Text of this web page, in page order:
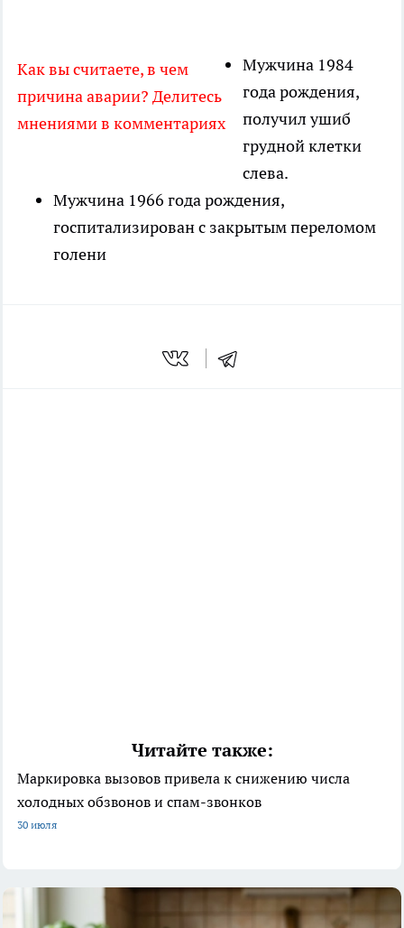
Как вы считаете, в чем
причина аварии? Делитесь
мнениями в комментариях
Мужчина 1984
года рождения,
получил ушиб
грудной клетки
слева.
Мужчина 1966 года рождения,
госпитализирован с закрытым переломом
голени
Читайте также:
Маркировка вызовов привела к снижению числа
холодных обзвонов и спам-звонков
30 июля